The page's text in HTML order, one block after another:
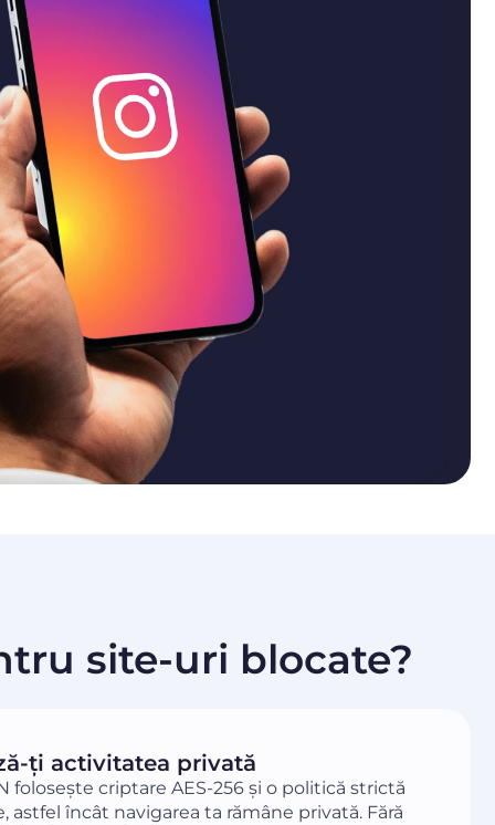
site-uri blocate?
ți activitatea privată
folosește criptare AES-256 și o politică strictă
astfel încât navigarea ta rămâne privată. Fără